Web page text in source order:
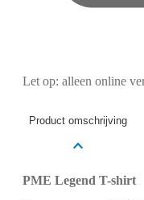
Let op: alleen online
Product omschrijving
PME Legend T-shirt